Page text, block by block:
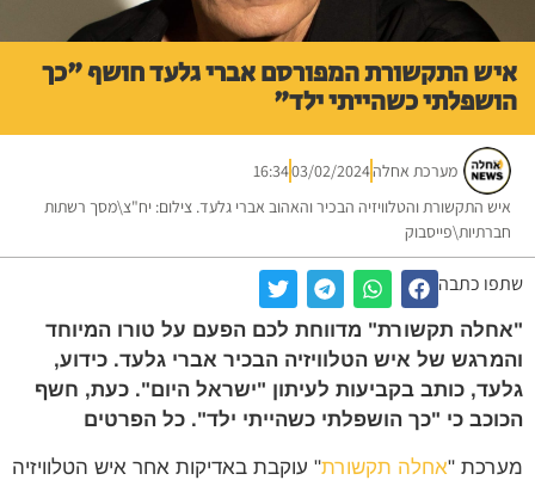
התקשורת המפורסם אברי גלעד חושף "כך
כשהייתי ילד"
מערכת אחלה 03/02/2024
16:34
התקשורת והטלוויזיה הבכיר והאהוב אברי גלעד. צילום: יח"צ\מסך רשתות
כתבה
תקשורת" מדווחת לכם הפעם על טורו המיוחד
של איש הטלוויזיה הבכיר אברי גלעד. כידוע,
כותב בקביעות לעיתון "ישראל היום". כעת, חשף
כי "כך הושפלתי כשהייתי ילד". כל הפרטים
"אחלה תקשורת" עוקבת באדיקות אחר איש הטלוויזיה